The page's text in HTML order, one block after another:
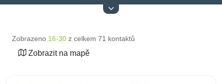
Zobrazeno 16-30 z celkem 71 kontaktů
Zobrazit na mapě